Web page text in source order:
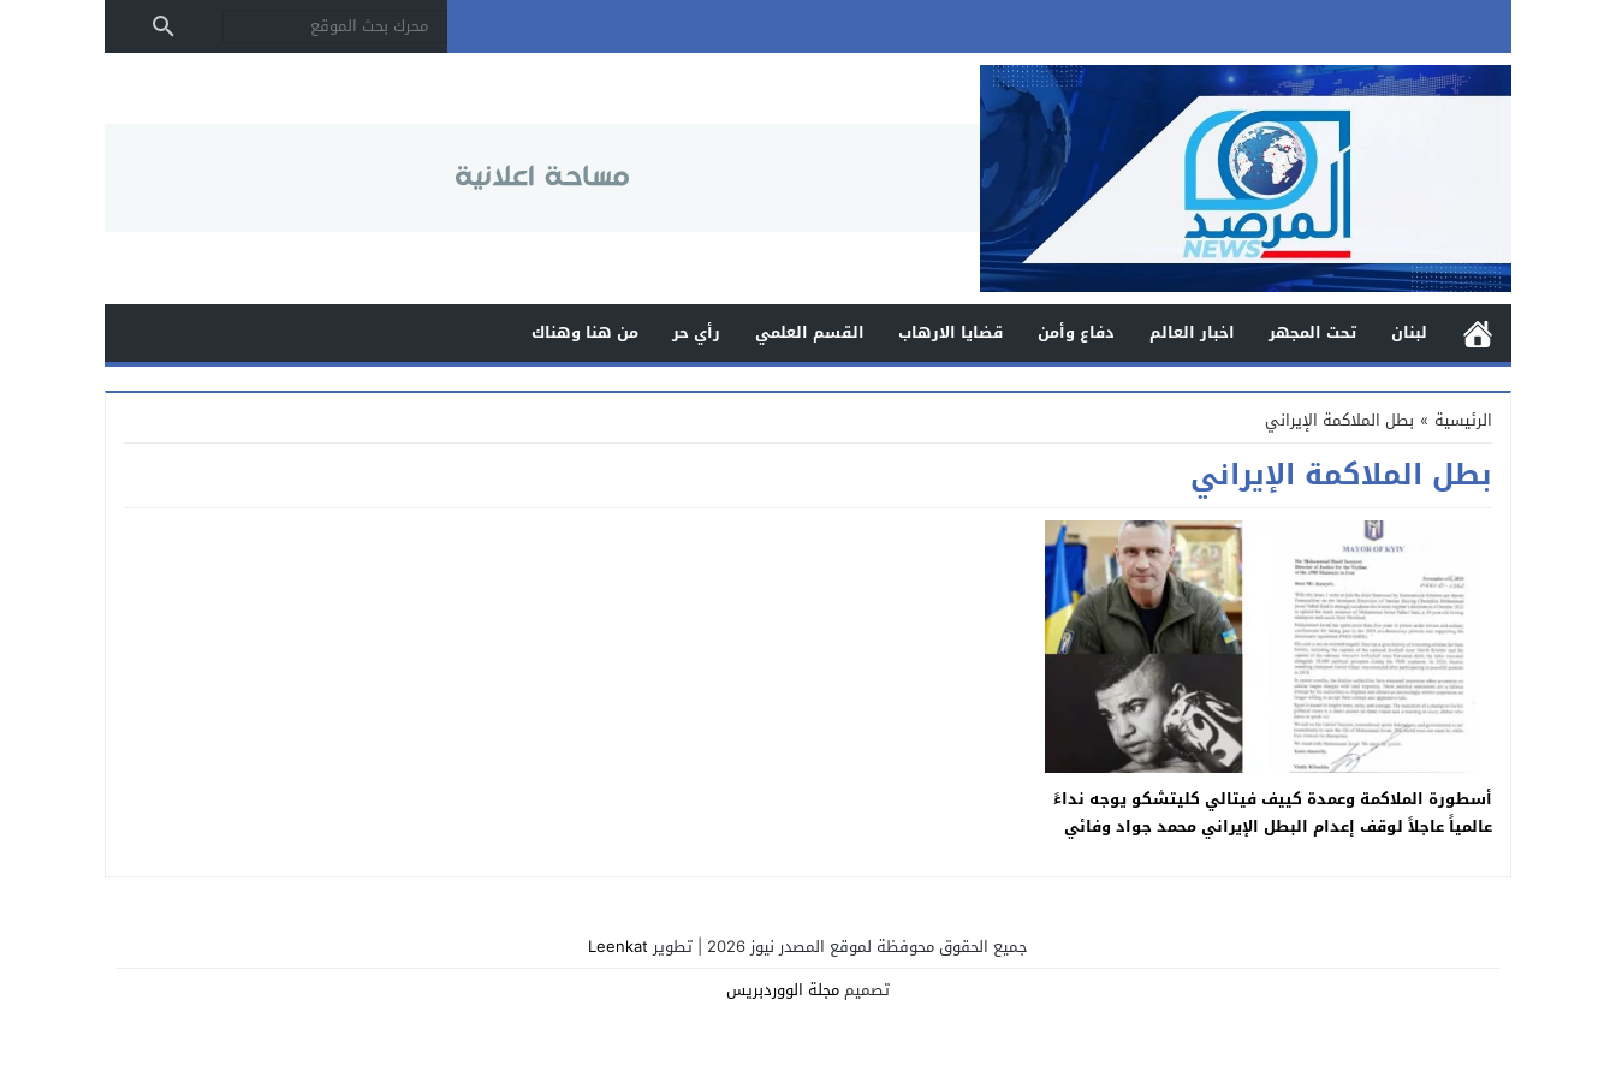
لبنان تحت المجهر اخبار العالم دفاع وأمن قضايا الارهاب القسم العلمي رأي حر من هنا وهناك
الرئيسية » بطل الملاكمة الإيراني
بطل الملاكمة الإيراني
أسطورة الملاكمة وعمدة كييف فيتالي كليتشكو يوجه نداءً
عالمياً عاجلاً لوقف إعدام البطل الإيراني محمد جواد وفائي
جميع الحقوق محوفظة لموقع المصدر نيوز 2026 | تطوير
Leenkat
تصميممجلة الووردبريس